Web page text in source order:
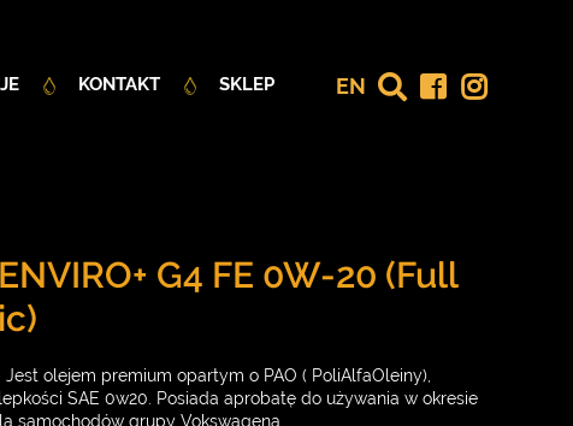
KONTAKT SKLEP EN
G4 FE 0W-20 (Full
Jest olejem premium opartym o PAO ( PoliAlfaOleiny),
SAE 0w20. Posiada aprobatę do używania w okresie
samochodów grupy Vokswagena.